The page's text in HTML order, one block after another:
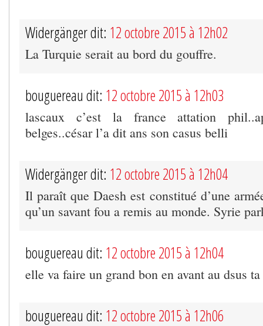
Widergänger dit: 12 octobre 2015 à 12h02
La Turquie serait au bord du gouffre.
bouguereau dit: 12 octobre 2015 à 12h03
lascaux c’est la france attation
belges..césar l’a dit ans son casus belli
Widergänger dit: 12 octobre 2015 à 12h04
Il paraît que Daesh est constitué d’une
qu’un savant fou a remis au monde. Syrie
bouguereau dit: 12 octobre 2015 à 12h04
elle va faire un grand bon en avant au dsus
bouguereau dit: 12 octobre 2015 à 12h06